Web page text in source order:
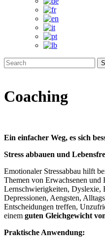
Coaching
Ein einfacher Weg, es sich
Stress abbauen und
Emotionaler Stressabbau hilft
Themen von Erwachsenen und
Lernschwierigkeiten, Dyslexie,
Depressionen, Aengsten,
Entscheidungen treffen,
einem guten Gleichgewicht
Praktische Anwendung: